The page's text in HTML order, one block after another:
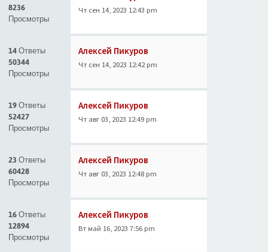
8236
Просмотры
Чт сен 14, 2023 12:43 pm
14 Ответы
50344
Просмотры
Алексей Пикуров
Чт сен 14, 2023 12:42 pm
19 Ответы
52427
Просмотры
Алексей Пикуров
Чт авг 03, 2023 12:49 pm
23 Ответы
60428
Просмотры
Алексей Пикуров
Чт авг 03, 2023 12:48 pm
16 Ответы
12894
Просмотры
Алексей Пикуров
Вт май 16, 2023 7:56 pm